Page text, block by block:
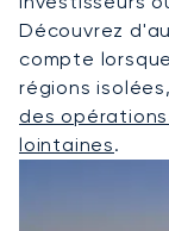
Découvrez
compte
régions
des
lointaines.